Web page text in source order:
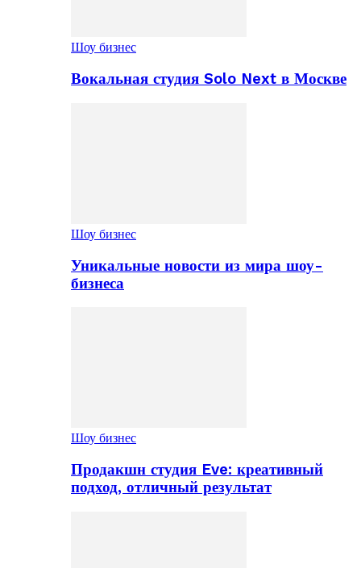
Шоу бизнес
Вокальная студия Solo Next в Москве
Шоу бизнес
Уникальные новости из мира шоу-
бизнеса
Шоу бизнес
Продакшн студия Eve: креативный
подход, отличный результат